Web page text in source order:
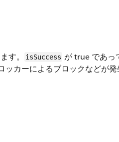
す。 isSuccess が true であっ
カーによるブロックなどが発